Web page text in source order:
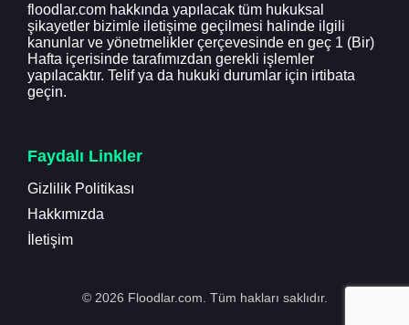
floodlar.com hakkında yapılacak tüm hukuksal
şikayetler bizimle iletişime geçilmesi halinde ilgili
kanunlar ve yönetmelikler çerçevesinde en geç 1 (Bir)
Hafta içerisinde tarafımızdan gerekli işlemler
yapılacaktır. Telif ya da hukuki durumlar için irtibata
geçin.
Faydalı Linkler
Gizlilik Politikası
Hakkımızda
İletişim
© 2026 Floodlar.com. Tüm hakları saklıdır.